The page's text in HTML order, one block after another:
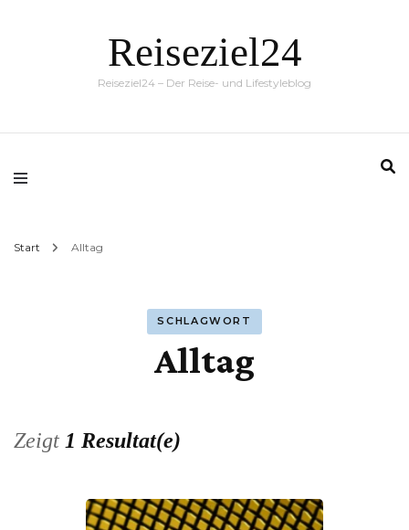
Reiseziel24
Reiseziel24 – Der Reise- und Lifestyleblog
Start Alltag
SCHLAGWORT
Alltag
Zeigt 1 Resultat(e)